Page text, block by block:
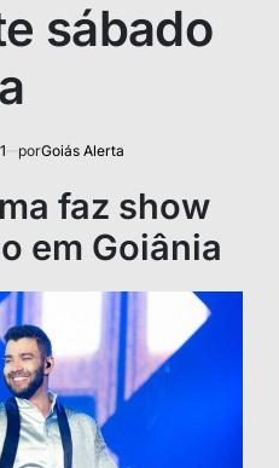
sábado
porGoiás Alerta
faz show
em Goiânia